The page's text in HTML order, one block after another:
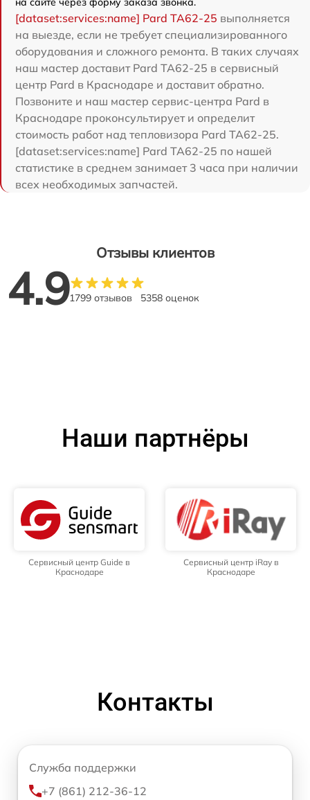
[dataset:services:name] Pard TA62-25 выполняется
на выезде, если не требует специализированного
оборудования и сложного ремонта. В таких случаях
наш мастер доставит Pard TA62-25 в сервисный
центр Pard в Краснодаре и доставит обратно.
Позвоните и наш мастер сервис-центра Pard в
Краснодаре проконсультирует и определит
стоимость работ над тепловизора Pard TA62-25.
[dataset:services:name] Pard TA62-25 по нашей
статистике в среднем занимает 3 часа при наличии
всех необходимых запчастей.
Отзывы клиентов
4.91799 отзывов 5358 оценок
Наши партнёры
Сервисный центр Guide в
Краснодаре
Сервисный центр iRay в
Краснодаре
Контакты
Служба поддержки
+7 (861) 212-36-12